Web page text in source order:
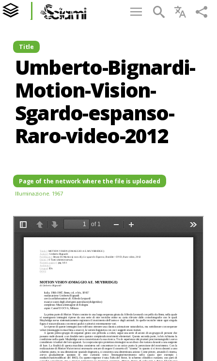
Title
Umberto-Bignardi-
Motion-Vision-
Sgardo-espanso-
Raro-video-2012
Page of the network where the file is uploaded
Illuminazione. 1967